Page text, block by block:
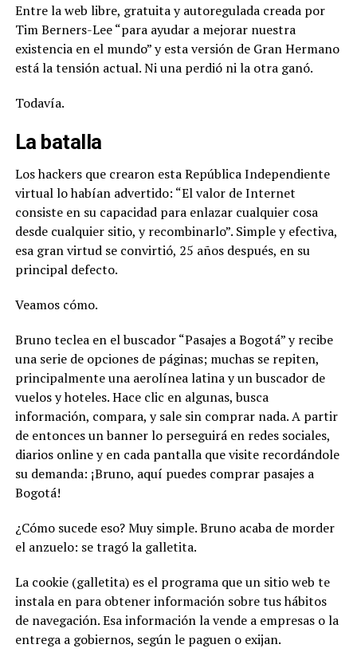
Entre la web libre, gratuita y autoregulada creada por
Tim Berners-Lee “para ayudar a mejorar nuestra
existencia en el mundo” y esta versión de Gran Hermano
está la tensión actual.Ni una perdió ni la otra ganó.
Todavía.
La batalla
Los hackers que crearon esta República Independiente
virtual lo habían advertido: “El valor de Internet
consiste en su capacidad para enlazar cualquier cosa
desde cualquier sitio, y recombinarlo”. Simple y efectiva,
esa gran virtud se convirtió, 25 años después, en su
principal defecto.
Veamos cómo.
Bruno teclea en el buscador “Pasajes a Bogotá” y recibe
una serie de opciones de páginas; muchas se repiten,
principalmente una aerolínea latina y un buscador de
vuelos y hoteles. Hace clic en algunas, busca
información, compara, y sale sin comprar nada. A partir
de entonces un banner lo perseguirá en redes sociales,
diarios online y en cada pantalla que visite recordándole
su demanda: ¡Bruno, aquí puedes comprar pasajes a
Bogotá!
¿Cómo sucede eso? Muy simple. Bruno acaba de morder
el anzuelo: se tragó la galletita.
La cookie (galletita) es el programa que un sitio web te
instala en para obtener información sobre tus hábitos
de navegación. Esa información la vende a empresas o la
entrega a gobiernos, según le paguen o exijan.